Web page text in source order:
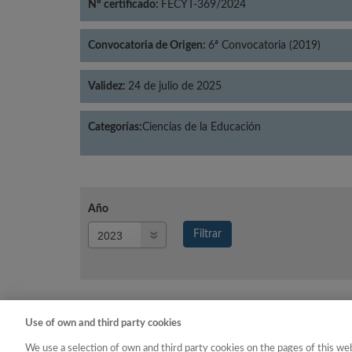
Nº certificado: FECYT-369/2024
Convocatoria de Origen: 6ª Convocatoria (2019)
Validez: 24 de julio de 2025
Categorías:Ciencias de la Educación
Año
Filtrar
Año
Use of own and third party cookies
We use a selection of own and third party cookies on the pages of this